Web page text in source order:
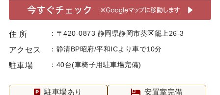
住 所 〒420-0873 静岡県静岡市葵区籠上26-3
アクセス 静清BP昭府/平和ICより車で10分
駐車場 40台(車椅子用駐車場完備)
駐車場あり
安置室完備